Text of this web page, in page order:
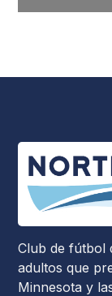
Club de fútbol
adultos que
Minnesota y